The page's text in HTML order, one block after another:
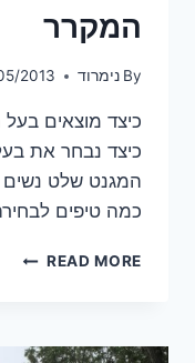
המקרר
By נימרוד 2013
כיצד מוצאים
כיצד נבחר את
המגנט שלט
כמה טיפים
READ MOREאיך
טוב